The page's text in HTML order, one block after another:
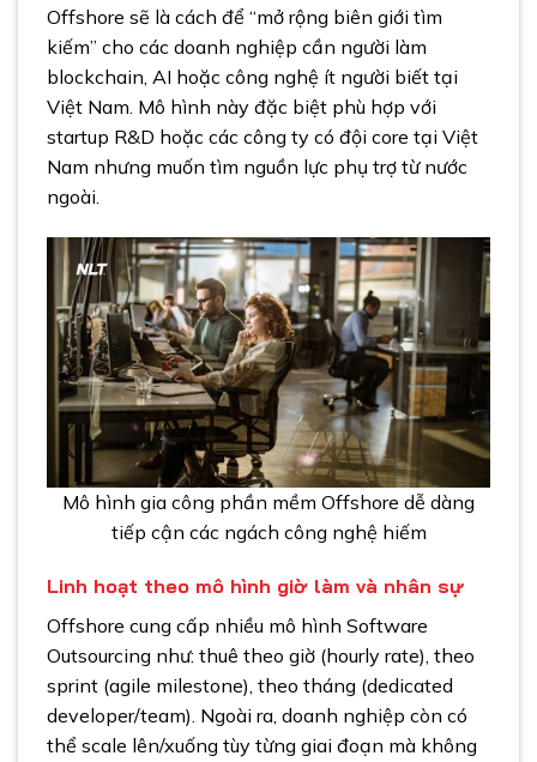
Offshore sẽ là cách để “mở rộng biên giới tìm
kiếm” cho các doanh nghiệp cần người làm
blockchain, AI hoặc công nghệ ít người biết tại
Việt Nam. Mô hình này đặc biệt phù hợp với
startup R&D hoặc các công ty có đội core tại Việt
Nam nhưng muốn tìm nguồn lực phụ trợ từ nước
ngoài.
Mô hình gia công phần mềm Offshore dễ dàng
tiếp cận các ngách công nghệ hiếm
Linh hoạt theo mô hình giờ làm và nhân sự
Offshore cung cấp nhiều mô hình Software
Outsourcing như: thuê theo giờ (hourly rate), theo
sprint (agile milestone), theo tháng (dedicated
developer/team). Ngoài ra, doanh nghiệp còn có
thể scale lên/xuống tùy từng giai đoạn mà không